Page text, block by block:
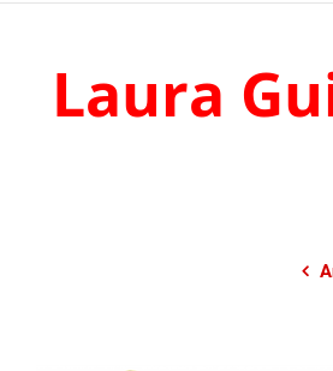
Laura